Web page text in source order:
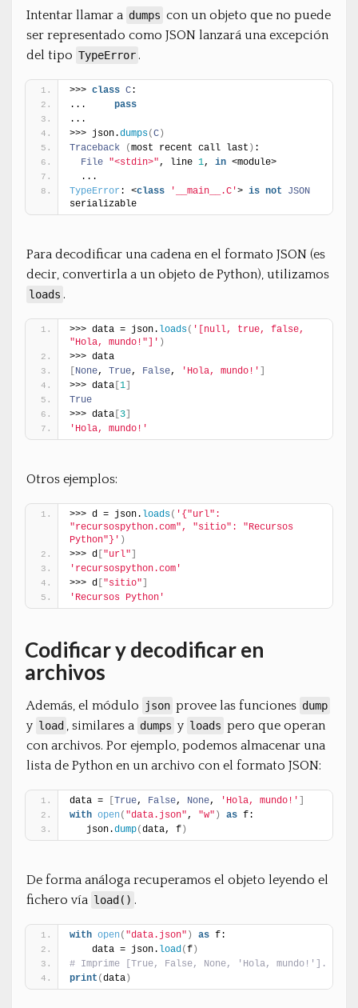
Intentar llamar a dumps con un objeto que no puede
ser representado como JSON lanzará una excepción
del tipo TypeError .
>>> class C:
... pass
...
>>> json.dumps(C )
Traceback
(most recent call last ) :
File "<stdin>", line 1, in <module>
  ...
TypeError : <class '__main__.C'> is not
JSON
serializable
Para decodificar una cadena en el formato JSON (es
decir, convertirla a un objeto de Python), utilizamos
loads .
>>> data = json. loads( '[null, true, false,
"Hola, mundo!"]' )
>>> data
None, True, False, 'Hola, mundo!'
>>> data 1
True
>>> data 3
'Hola, mundo!'
Otros ejemplos:
>>> d = json. loads( '{"url":
"recursospython.com", "sitio": "Recursos
Python"}' )
>>> d "url"
'recursospython.com'
>>> d "sitio"
'Recursos Python'
Codificar y decodificar en
archivos
Además, el módulo json provee las funciones dump
y load , similares a dumps y loads pero que operan
con archivos. Por ejemplo, podemos almacenar una
lista de Python en un archivo con el formato JSON:
data = True, False, None, 'Hola, mundo!'
with open( "data.json", "w" ) as f:
   json.
dump(data, f )
De forma análoga recuperamos el objeto leyendo el
fichero vía load() .
with open( "data.json" ) as f:
    data = json.
load(f )
# Imprime [True, False, None, 'Hola, mundo!'].
print (data )